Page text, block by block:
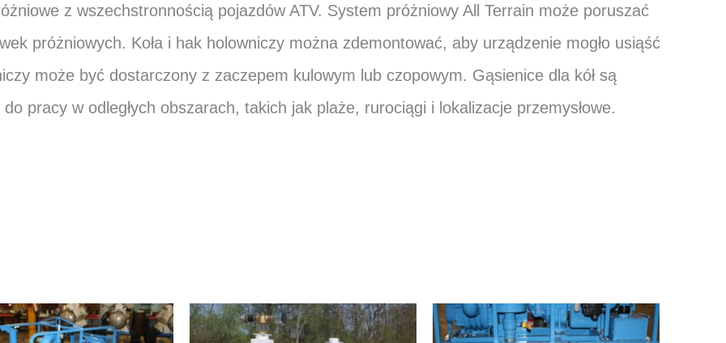
z wszechstronnością pojazdów ATV. System próżniowy All Terrain może poruszać
próżniowych. Koła i hak holowniczy można zdemontować, aby urządzenie mogło usiąść
może być dostarczony z zaczepem kulowym lub czopowym. Gąsienice dla kół są
pracy w odległych obszarach, takich jak plaże, rurociągi i lokalizacje przemysłowe.